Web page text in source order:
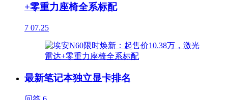
+零重力座椅全系标配
7 07.25
最新笔记本独立显卡排名